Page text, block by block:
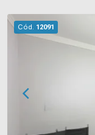
Cód. 12091